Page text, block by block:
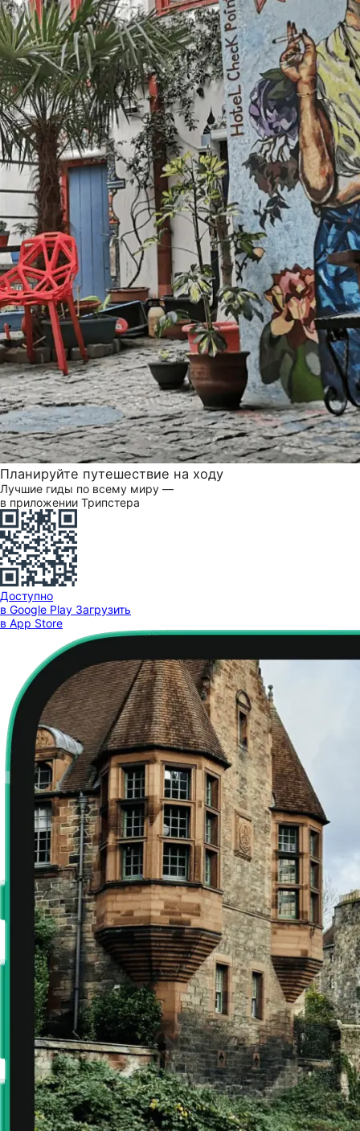
Планируйте путешествие на ходу
Лучшие гиды по всему миру —
в приложении Трипстера
Доступно
в Google Play Загрузить
в App Store